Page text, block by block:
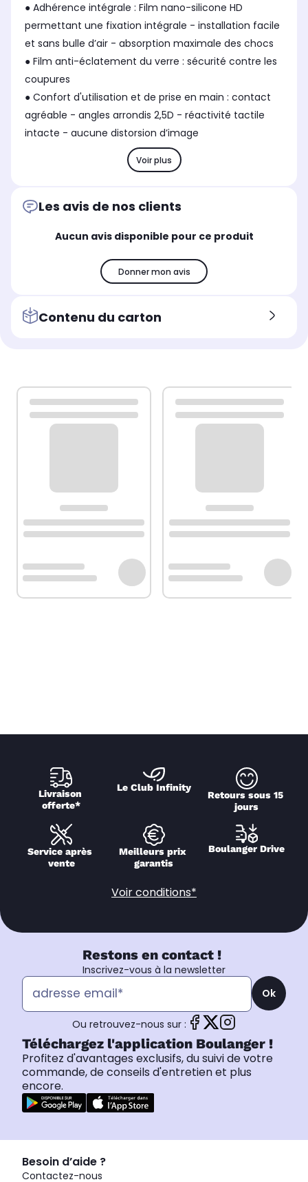
● Adhérence intégrale : Film nano-silicone HD
permettant une fixation intégrale - installation facile
et sans bulle d’air - absorption maximale des chocs
● Film anti-éclatement du verre : sécurité contre les
coupures
● Confort d'utilisation et de prise en main : contact
agréable - angles arrondis 2,5D - réactivité tactile
intacte - aucune distorsion d’image
Voir plus
Les avis de nos clients
Aucun avis disponible pour ce produit
Donner mon avis
Contenu du carton
Livraison
offerte*
Le Club Infinity
Retours sous 15
jours
Service après
vente
Meilleurs prix
garantis
Boulanger Drive
Voir conditions*
Restons en contact !
Inscrivez-vous à la newsletter
Ok
Ou retrouvez-nous sur :
Téléchargez l'application Boulanger !
Profitez d'avantages exclusifs, du suivi de votre
commande, de conseils d'entretien et plus
encore.
Besoin d’aide ?
Contactez-nous